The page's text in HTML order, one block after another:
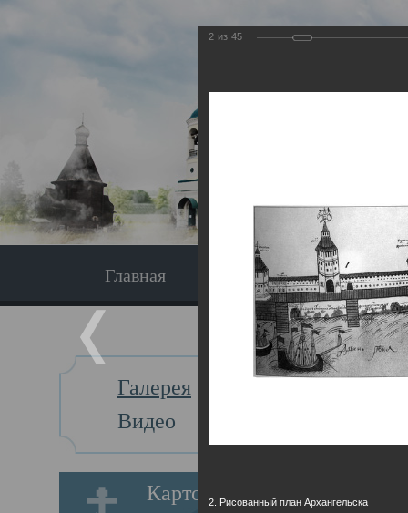
Главная Экскурсия
Галерея
Видео
Картотека
Главная
2 из 45
2. Рисованный план Архангельска